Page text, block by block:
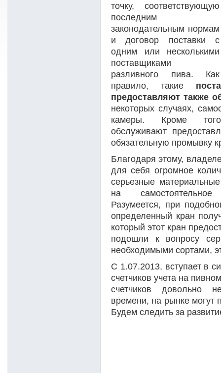
точку, соответствующую
последним
законодательным нормам
и договор поставки с
одним или несколькими
поставщиками
разливного пива. Как
правило, такие
предоставляют также
некоторых случаях,
камеры. Кроме
обслуживают
обязательную промывку
Благодаря этому,
для себя огромное
серьезные
на
Разумеется, при
определенный кран
который этот кран
подошли к вопросу
необходимыми сортами,
С 1.07.2013, вступает в
счетчиков учета на
счетчиков довольно
времени, на рынке могут
Будем следить за